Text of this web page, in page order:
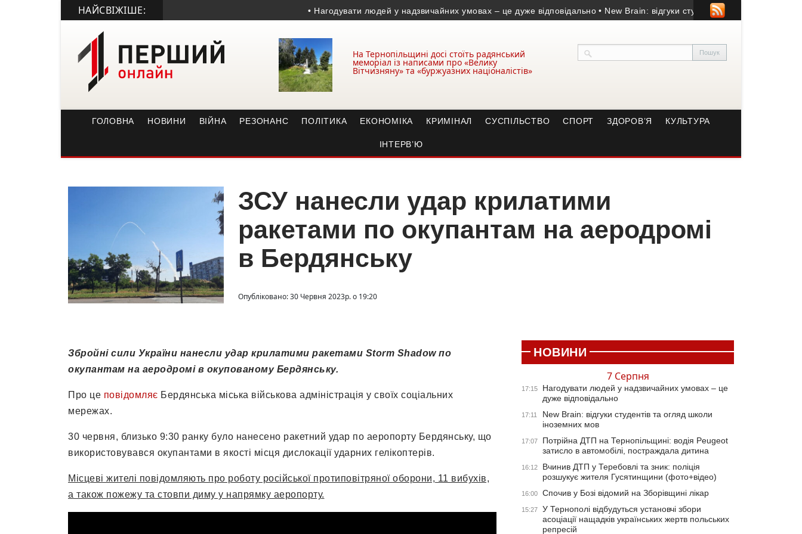
НАЙСВІЖІШЕ: • Нагодувати людей у надзвичайних умовах – це дуже відповідально • New Brain: відгуки студентів та огляд школи
На Тернопільщині досі стоїть радянський
меморіал із написами про «Велику
Вітчизняну» та «буржуазних націоналістів»
ГОЛОВНА НОВИНИ ВІЙНА РЕЗОНАНС ПОЛІТИКА ЕКОНОМІКА КРИМІНАЛ СУСПІЛЬСТВО СПОРТ ЗДОРОВ’Я КУЛЬТУРА
ІНТЕРВ’Ю
ЗСУ нанесли удар крилатими
ракетами по окупантам на аеродромі
в Бердянську
Опубліковано: 30 Червня 2023р. о 19:20
Збройні сили України нанесли удар крилатими ракетами Storm Shadow по
окупантам на аеродромі в окупованому Бердянську.
Про це повідомляє Бердянська міська військова адміністрація у своїх соціальних
мережах.
30 червня, близько 9:30 ранку було нанесено ракетний удар по аеропорту Бердянську, що
використовувався окупантами в якості місця дислокації ударних гелікоптерів.
Місцеві жителі повідомляють про роботу російської протиповітряної оборони, 11 вибухів,
а також пожежу та стовпи диму у напрямку аеропорту.
НОВИНИ
7 Серпня
17:15
Нагодувати людей у надзвичайних умовах – це
дуже відповідально
17:11
New Brain: відгуки студентів та огляд школи
іноземних мов
17:07
Потрійна ДТП на Тернопільщині: водія Peugeot
затисло в автомобілі, постраждала дитина
16:12
Вчинив ДТП у Теребовлі та зник: поліція
розшукує жителя Гусятинщини (фото+відео)
16:00 Спочив у Бозі відомий на Зборівщині лікар
15:27
У Тернополі відбудуться установчі збори
асоціації нащадків українських жертв польських
репресій